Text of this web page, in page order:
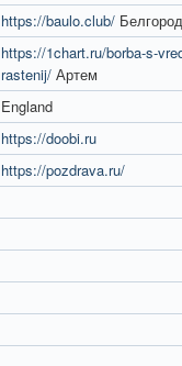
https://baulo.club/ Белгород
https://1chart.ru/borba-s-
rastenij/ Артем
England
https://doobi.ru
https://pozdrava.ru/